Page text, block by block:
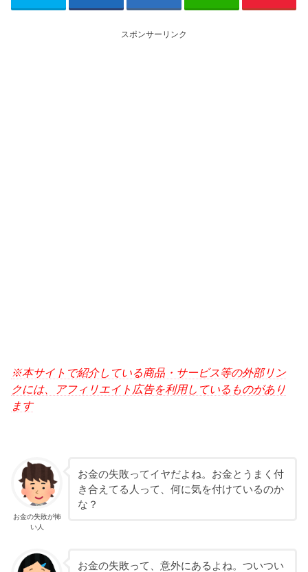
スポンサーリンク
※本サイトで紹介している商品・サービス等の外部リン
クには、アフィリエイト広告を利用しているものがあり
ます
お金の失敗が怖
い人
お金の失敗ってイヤだよね。お金とうまく付
き合えてる人って、何に気を付けているのか
な？
お金の失敗って、意外にあるよね。ついつい